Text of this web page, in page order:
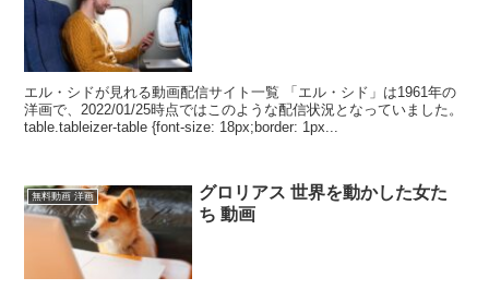
エル・シドが見れる動画配信サイト一覧 「エル・シド」は1961年の
洋画で、2022/01/25時点ではこのような配信状況となっていました。
table.tableizer-table {font-size: 18px;border: 1px...
無料動画 洋画
グロリアス 世界を動かした女た
ち 動画